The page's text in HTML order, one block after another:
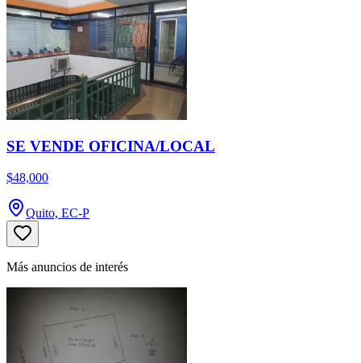
SE VENDE OFICINA/LOCAL
$48,000
Quito, EC-P
Más anuncios de interés